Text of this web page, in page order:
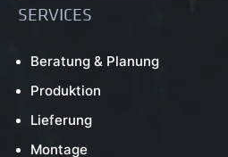
SERVICES
Beratung & Planung
Produktion
Lieferung
Montage